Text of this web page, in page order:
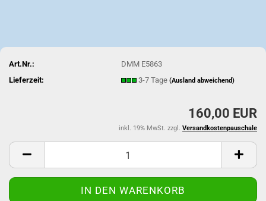
Art.Nr.:
DMM E5863
Lieferzeit:
3-7 Tage(Ausland abweichend)
160,00 EUR
inkl. 19% MwSt. zzgl. Versandkostenpauschale